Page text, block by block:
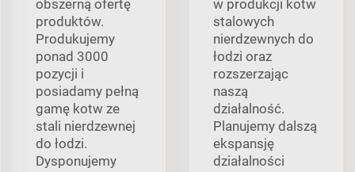
obszerną ofertę
produktów.
Produkujemy
ponad 3000
pozycji i
posiadamy pełną
gamę kotw ze
stali nierdzewnej
do łodzi.
Dysponujemy
w produkcji kotw
stalowych
nierdzewnych do
łodzi oraz
rozszerzając
naszą
działalność.
Planujemy dalszą
ekspansję
działalności